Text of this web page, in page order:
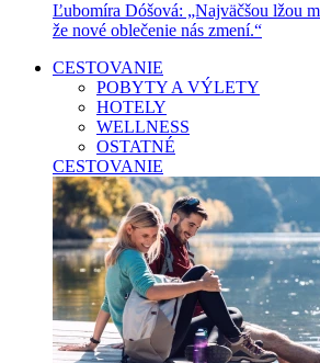
Ľubomíra Dóšová: „Najväčšou lžou
že nové oblečenie nás zmení.“
CESTOVANIE
POBYTY A VÝLETY
HOTELY
WELLNESS
OSTATNÉ
CESTOVANIE